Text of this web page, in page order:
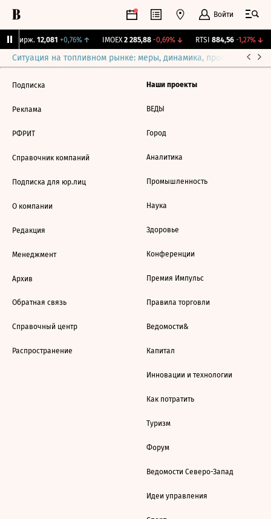
Войти
Бирж. 12,081 +0,76%↑ IMOEX 2 285,88 -0,69%↓ RTSI 884,56 -1,27%↓
Ситуация на топливном рынке: меры, динамика, прогнозы
Подписка
Реклама
РФРИТ
Справочник компаний
Подписка для юр.лиц
О компании
Редакция
Менеджмент
Архив
Обратная связь
Справочный центр
Распространение
Наши проекты
ВЕДЫ
Город
Аналитика
Промышленность
Наука
Здоровье
Конференции
Премия Импульс
Правила торговли
Ведомости&
Капитал
Инновации и технологии
Как потратить
Туризм
Форум
Ведомости Северо-Запад
Идеи управления